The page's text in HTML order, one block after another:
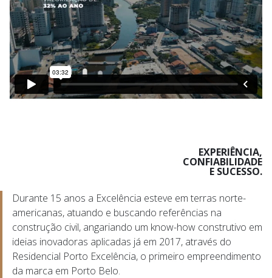
EXPERIÊNCIA,
CONFIABILIDADE
E SUCESSO.
Durante 15 anos a Excelência esteve em terras norte-
americanas, atuando e buscando referências na
construção civil, angariando um know-how construtivo em
ideias inovadoras aplicadas já em 2017, através do
Residencial Porto Excelência, o primeiro empreendimento
da marca em Porto Belo.